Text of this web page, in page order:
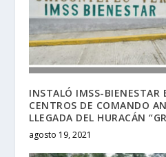
INSTALÓ IMSS-BIENESTAR
CENTROS DE COMANDO
LLEGADA DEL HURACÁN
agosto 19, 2021